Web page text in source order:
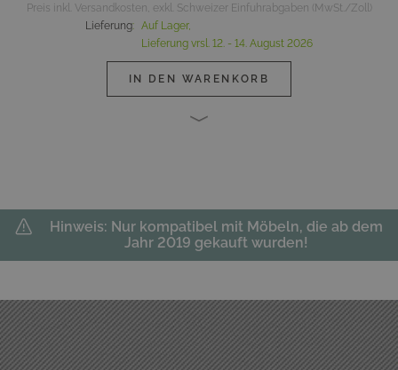
Preis inkl. Versandkosten, exkl. Schweizer Einfuhrabgaben (MwSt./Zoll)
Lieferung: Auf Lager,
Lieferung vrsl. 12. - 14. August 2026
IN DEN WARENKORB
Hinweis: Nur kompatibel mit Möbeln, die ab dem
Jahr 2019 gekauft wurden!